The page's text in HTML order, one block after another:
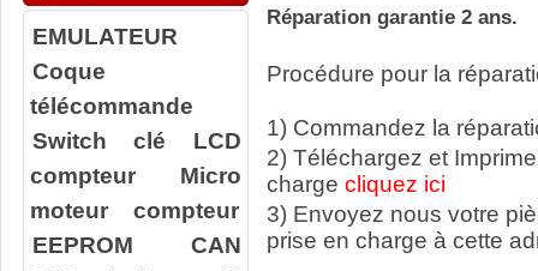
EMULATEUR
Coque
télécommande
Switch clé
LCD
compteur
Micro
moteur compteur
EEPROM
CAN
Réparation garantie 2 ans.
Procédure pour la
1) Commandez la
2) Téléchargez et
charge cliquez ici
3) Envoyez nous votre
prise en charge à cette